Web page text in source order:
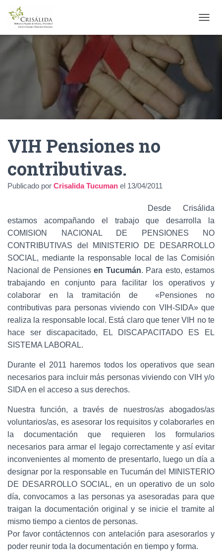
A
R
M
O
C
N
VIH Pensiones no
contributivas.
Publicado por Crisalida Tucuman el 13/04/2011
Desde Crisálida
estamos acompañando el trabajo que desarrolla la
COMISION NACIONAL DE PENSIONES NO
CONTRIBUTIVAS del MINISTERIO DE DESARROLLO
SOCIAL, mediante la responsable local de las Comisión
Nacional de Pensionesen Tucumán. Para esto, estamos
trabajando en conjunto para facilitar los operativos y
colaborar en la tramitación de «Pensiones no
contributivas para personas viviendo con VIH-SIDA» que
realiza la responsable local. Está claro que tener VIH no te
hace ser discapacitado, EL DISCAPACITADO ES EL
SISTEMA LABORAL.
Durante el 2011 haremos todos los operativos que sean
necesarios para incluir más personas viviendo con VIH y/o
SIDA en el acceso a sus derechos.
Nuestra función, a través de nuestros/as abogados/as
voluntarios/as, es asesorar los requisitos y colaborarles en
la documentación que requieren los formularios
necesarios para armar el legajo correctamente y así evitar
inconvenientes al momento de presentarlo, luego un día a
designar por la responsable en Tucumán del MINISTERIO
DE DESARROLLO SOCIAL, en un operativo de un solo
día, convocamos a las personas ya asesoradas para que
traigan la documentación original y se inicie el tramite al
mismo tiempo a cientos de personas.
Por favor contáctennos con antelación para asesorarlos y
poder reunir toda la documentación en tiempo y forma.